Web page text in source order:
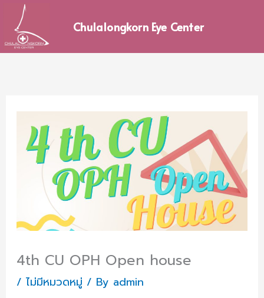
content
Chulalongkorn Eye Center
4th CU OPH Open house
/ ไม่มีหมวดหมู่ / By admin